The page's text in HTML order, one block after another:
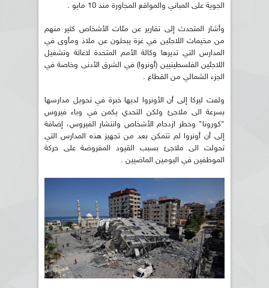
الجوية على المباني والمواقع المجاورة منذ 10 مايو .
وأشار المتحدث إلى تقارير عن مئات الأشخاص كثير منهم
من مخيمات اللاجئين في غزة يبحثون عن ملاذ ومأوى في
المدارس التي تديرها وكالة الأمم المتحدة لاغاثة وتشغيل
اللاجئين الفلسطينيين (أونروا) في الشرق الأدنى وخاصة في
الجزء الشمالي من القطاع .
ولفت ليركا إلى أن الأونروا لديها خبرة في تحويل مدارسها
بسرعة الى ملاجئ ولكن التحدي يكمن في وباء فيروس
"كورونا" وخطر ازدحام الأشخاص وانتشار الفيروس، إضافة
إلى أن أونروا لم تتمكن بعد من تجهيز هذه المدارس التي
تحولت الى ملاجئ بسبب القيود المفروضة على حركة
الموظفين في اليومين الماضيين .